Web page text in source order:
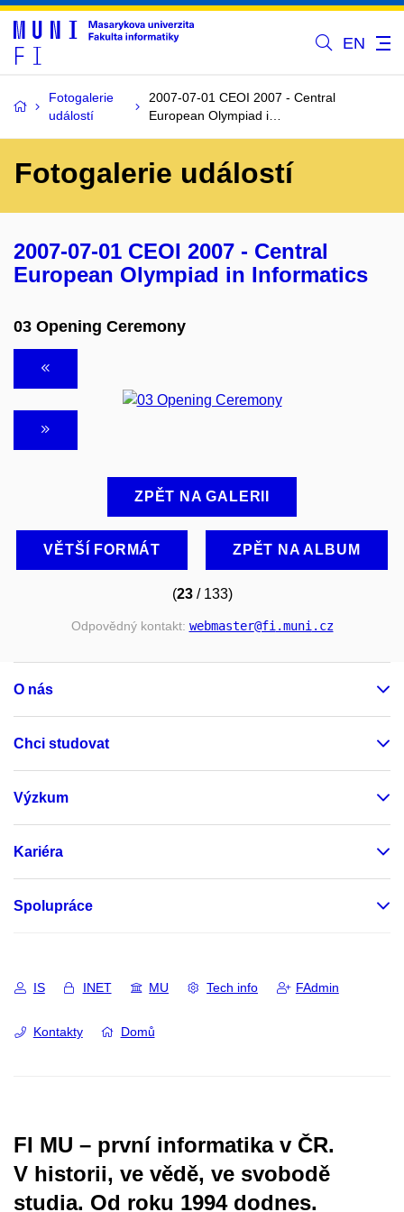
EN
Fotogalerie
událostí
2007-07-01 CEOI 2007 - Central
European Olympiad i…
Fotogalerie událostí
2007-07-01 CEOI 2007 - Central
European Olympiad in Informatics
03 Opening Ceremony
ZPĚT NA GALERII
VĚTŠÍ FORMÁT ZPĚT NA ALBUM
(23/ 133)
Odpovědný kontakt: webmaster@fi.muni.cz
O nás
Chci studovat
Výzkum
Kariéra
Spolupráce
IS INET MU Tech info FAdmin
Kontakty Domů
FI MU – první informatika v ČR.
V historii, ve vědě, ve svobodě
studia. Od roku 1994 dodnes.